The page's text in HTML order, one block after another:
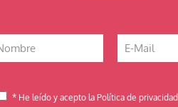
* He leído y acepto la Política de privacidad